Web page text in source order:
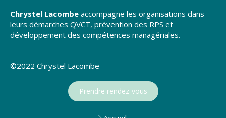
Chrystel Lacombe accompagne les organisations dans
leurs démarches QVCT, prévention des RPS et
développement des compétences managériales.
©2022 Chrystel Lacombe
Prendre rendez-vous